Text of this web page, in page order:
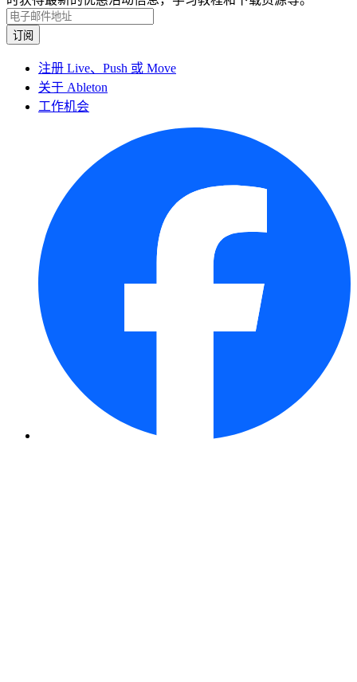
注册 Live、Push 或 Move
关于 Ableton
工作机会